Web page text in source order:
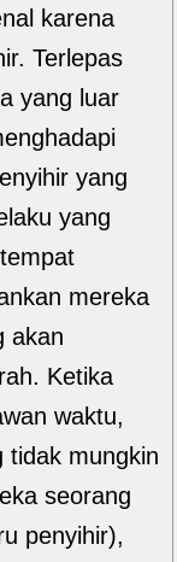
karena
Terlepas
yang luar
yang
yang
mereka
akan
Ketika
waktu,
tidak mungkin
seorang
penyihir),